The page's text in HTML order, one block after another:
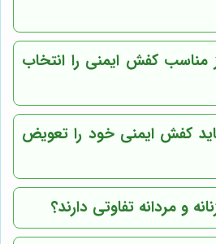
مناسب کفش ایمنی را انتخاب
کفش ایمنی خود را تعویض
و مردانه تفاوتی دارند؟